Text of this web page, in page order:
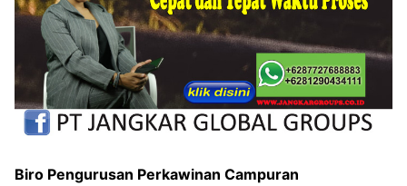
Biro Pengurusan Perkawinan Campuran